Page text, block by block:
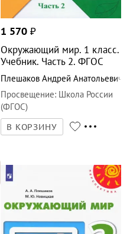
1 570 ₽
Окружающий мир. 1 класс.
Учебник. Часть 2. ФГОС
Плешаков Андрей Анатольевич
Просвещение: Школа России
(ФГОС)
В КОРЗИНУ